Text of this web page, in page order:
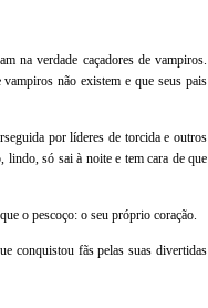
na verdade caçadores de vampiros.
não existem e que seus pais
por líderes de torcida e outros
lindo, só sai à noite e tem cara de que
o pescoço: o seu próprio coração.
conquistou fãs pelas suas divertidas